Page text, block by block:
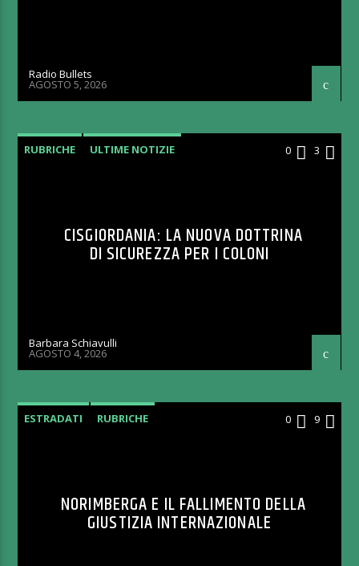
Radio Bullets
AGOSTO 5, 2026
RUBRICHE ULTIME NOTIZIE 0 3
CISGIORDANIA: LA NUOVA DOTTRINA
DI SICUREZZA PER I COLONI
Barbara Schiavulli
AGOSTO 4, 2026
ESTRADATI RUBRICHE 0 9
NORIMBERGA E IL FALLIMENTO DELLA
GIUSTIZIA INTERNAZIONALE